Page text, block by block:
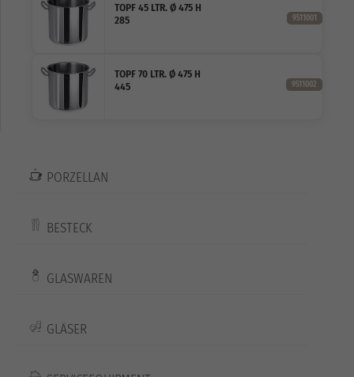
TOPF 45 LTR. Ø 475 H
285
9511001
TOPF 70 LTR. Ø 475 H
445
9511002
PORZELLAN
BESTECK
GLASWAREN
GLÄSER